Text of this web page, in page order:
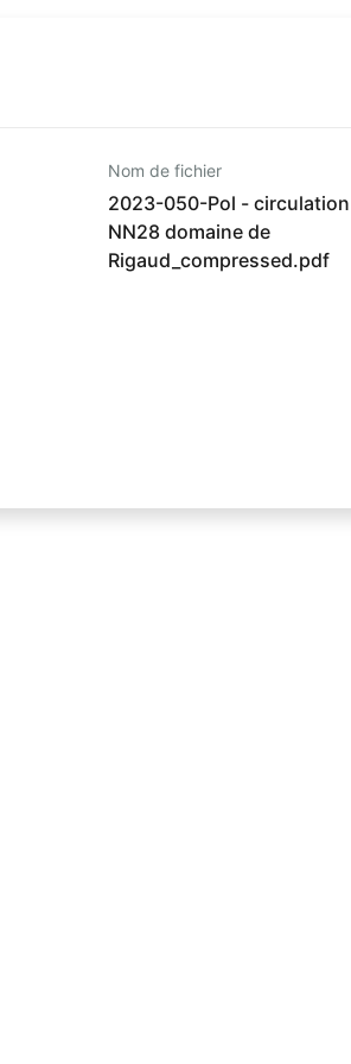
Nom de fichier
2023-050-Pol - circulation
NN28 domaine de
Rigaud_compressed.pdf